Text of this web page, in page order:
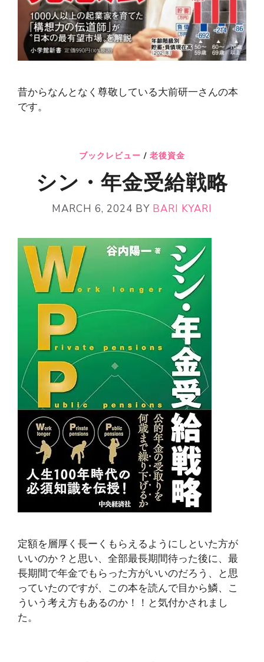
昔からなんとなく尊敬している大前研一さんの本
です。
ブックレビュー / 老後資金
シン・年金受給戦略
MARCH 6, 2024 BY BARI KYARI
定額を層厚く長ーくもらえるようにしといた方が
いいのか？と思い、全部最長期間待った後に、最
長期間で年金でもらった方がいいのだろう、と思
っていたのですが、この本を読んで目から鱗、こ
ういう考え方もあるのか！！と気付かされまし
た。